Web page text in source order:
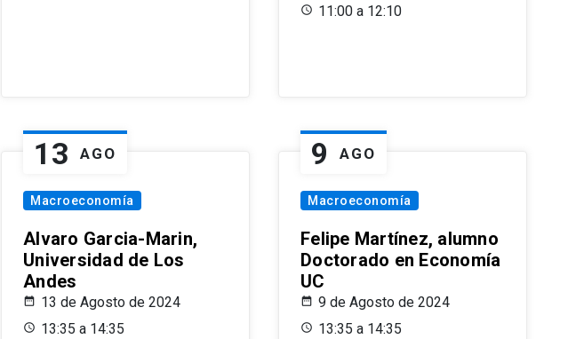
11:00 a 12:10
13 AGO
Macroeconomía
Alvaro Garcia-Marin,
Universidad de Los
Andes
13 de Agosto de 2024
13:35 a 14:35
9 AGO
Macroeconomía
Felipe Martínez, alumno
Doctorado en Economía
UC
9 de Agosto de 2024
13:35 a 14:35